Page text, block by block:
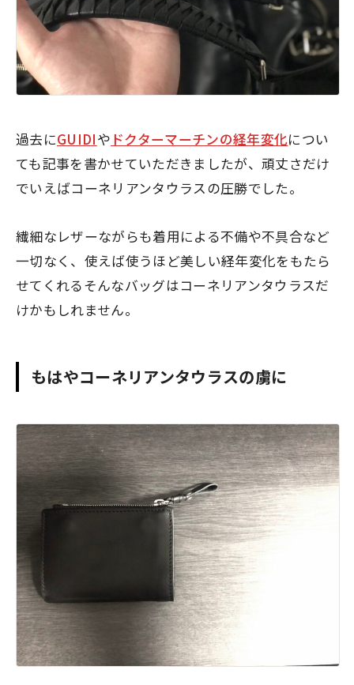
過去にGUIDIや ドクターマーチンの経年変化につい
ても記事を書かせていただきましたが、頑丈さだけ
でいえばコーネリアンタウラスの圧勝でした。
繊細なレザーながらも着用による不備や不具合など
一切なく、使えば使うほど美しい経年変化をもたら
せてくれるそんなバッグはコーネリアンタウラスだ
けかもしれません。
もはやコーネリアンタウラスの虜に